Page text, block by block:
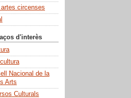
circenses
d'interès
Nacional de la
Arts
Culturals